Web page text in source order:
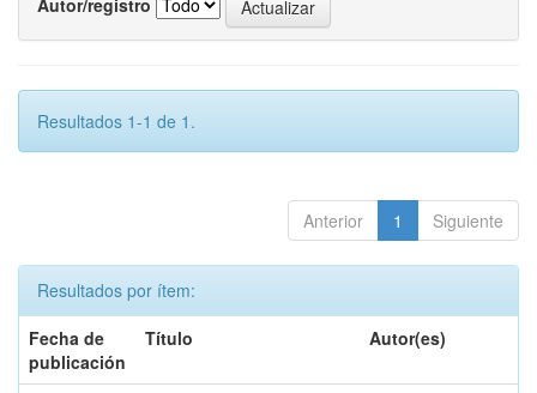
Resultados 1-1 de 1.
Anterior 1 Siguiente
Resultados por ítem:
Fecha de
publicación
Título Autor(es)